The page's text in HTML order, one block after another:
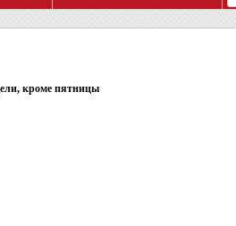
кроме пятницы